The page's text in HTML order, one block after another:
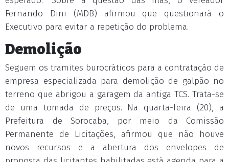
Fernando Dini (MDB) afirmou que questionará o
Executivo para evitar a repetição do problema.
Demolição
Seguem os tramites burocráticos para a contratação de
empresa especializada para demolição de galpão no
terreno que abrigou a garagem da antiga TCS. Trata-se
de uma tomada de preços. Na quarta-feira (20), a
Prefeitura de Sorocaba, por meio da Comissão
Permanente de Licitações, afirmou que não houve
novos recursos e a abertura dos envelopes de